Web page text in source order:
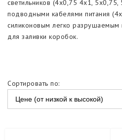
Подводная клеммная коробка
Подводный кабель
светильников (4х0,75 4х1,
подводными кабелями питания
силиконовым легко
для заливки коробок.
Сортировать по:
Цене (от низкой к высокой)